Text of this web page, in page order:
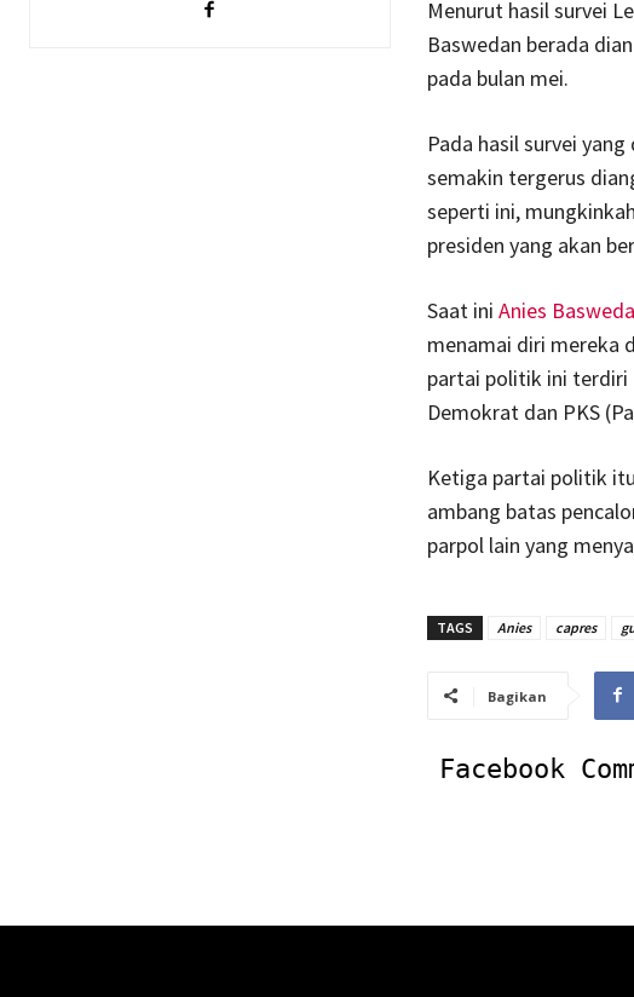
Menurut hasil survei
Baswedan berada
pada bulan mei.
Pada hasil survei
semakin tergerus
seperti ini,
presiden yang akan
Saat ini Anies
menamai diri mereka
partai politik ini terdiri
Demokrat dan PKS
Ketiga partai politik
ambang batas
parpol lain yang
TAGS Anies capres
Bagikan
Facebook